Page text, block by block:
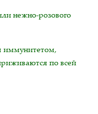
нежно-розового
иммунитетом,
по всей